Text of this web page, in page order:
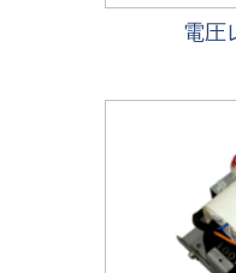
電圧